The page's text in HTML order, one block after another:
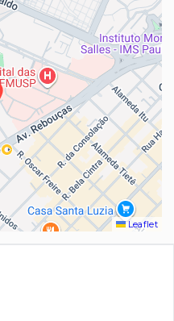
Leaflet